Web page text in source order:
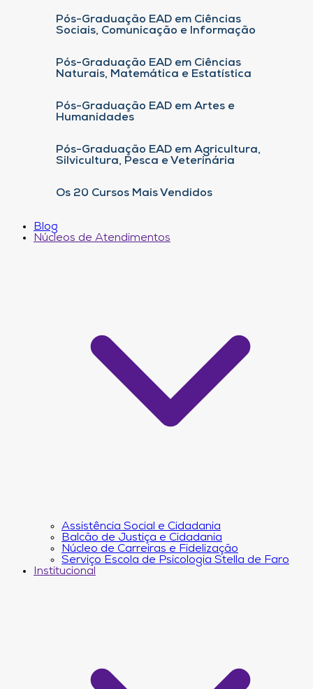
Pós-Graduação EAD em Ciências
Sociais, Comunicação e Informação
Pós-Graduação EAD em Ciências
Naturais, Matemática e Estatística
Pós-Graduação EAD em Artes e
Humanidades
Pós-Graduação EAD em Agricultura,
Silvicultura, Pesca e Veterinária
Os 20 Cursos Mais Vendidos
Blog
Núcleos de Atendimentos
Assistência Social e Cidadania
Balcão de Justiça e Cidadania
Núcleo de Carreiras e Fidelização
Serviço Escola de Psicologia Stella de Faro
Institucional